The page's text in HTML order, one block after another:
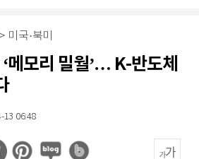
> 미국·북미
메모리 밀월’… K-반도체
13 06:48